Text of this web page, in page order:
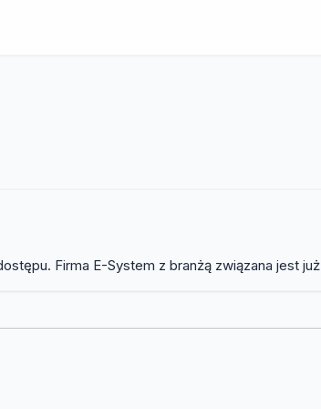
Firma E-System z branżą związana jest